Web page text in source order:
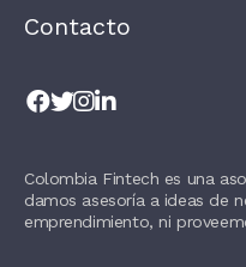
S
L
A
N
K
Contacto
Colombia Fintech es una
damos asesoría a ideas de
emprendimiento, ni